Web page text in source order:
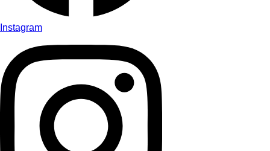
Instagram